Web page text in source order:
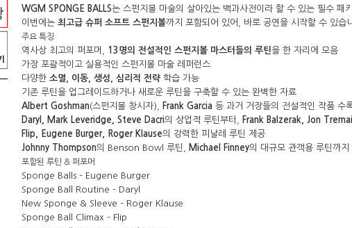
WGM SPONGE BALLS는 스펀지볼 마술의 살아있는 백과사전이라 할 수 있는 필수 패
이번에는 최고급 슈퍼 소프트 스펀지볼까지 포함되어 있어, 바로 공연을 시작할 수 있습
주요 특징
역사상 최고의 퍼포머, 13명의 전설적인 스펀지볼 마스터들의 루틴을 한 자리에 모음
가장 포괄적이고 실용적인 스펀지볼 마술 레퍼런스
다양한 소멸 , 이동, 생성, 심리적 전략 학습 가능
기존 루틴을 업그레이드하거나 새로운 루틴을 구축할 수 있는 완벽한 자료
Albert Goshman(스펀지볼 창시자), Frank Garcia 등 과거 거장들의 전설적인 작품 수
Daryl, Mark Leveridge, Steve Dacri의 상업적 루틴부터, Frank Balzerak, Jon
Flip, Eugene Burger, Roger Klause의 강력한 피날레 루틴 제공
Johnny Thompson의 Benson Bowl 루틴, Michael Finney의 대규모 관객용 루틴까지
포함된 루틴 & 퍼포머
Sponge Balls – Eugene Burger
Sponge Ball Routine – Daryl
New Sponge & Sleeve – Roger Klause
Sponge Ball Climax – Flip